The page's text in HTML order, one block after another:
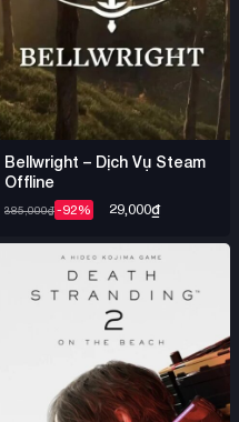
Bellwright – Dịch Vụ Steam
Offline
385,000₫-92% 29,000₫